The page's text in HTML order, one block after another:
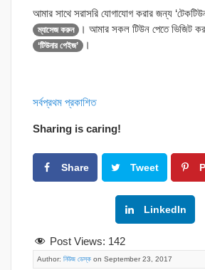
আমার সাথে সরাসরি যোগাযোগ করার জন্য
ম্যাসেজ করুন । আমার সকল টিউন পেতে ভিজিট
‘টিউনার পেইজ’ ।
সর্বপ্রথম প্রকাশিত
Sharing is caring!
Share Tweet
LinkedIn
Post Views: 142
Author: নিউজ ডেস্ক on September 23, 2017